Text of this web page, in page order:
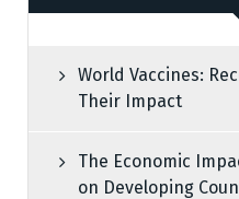
World Vaccines:
Their Impact
The Economic
on Developing